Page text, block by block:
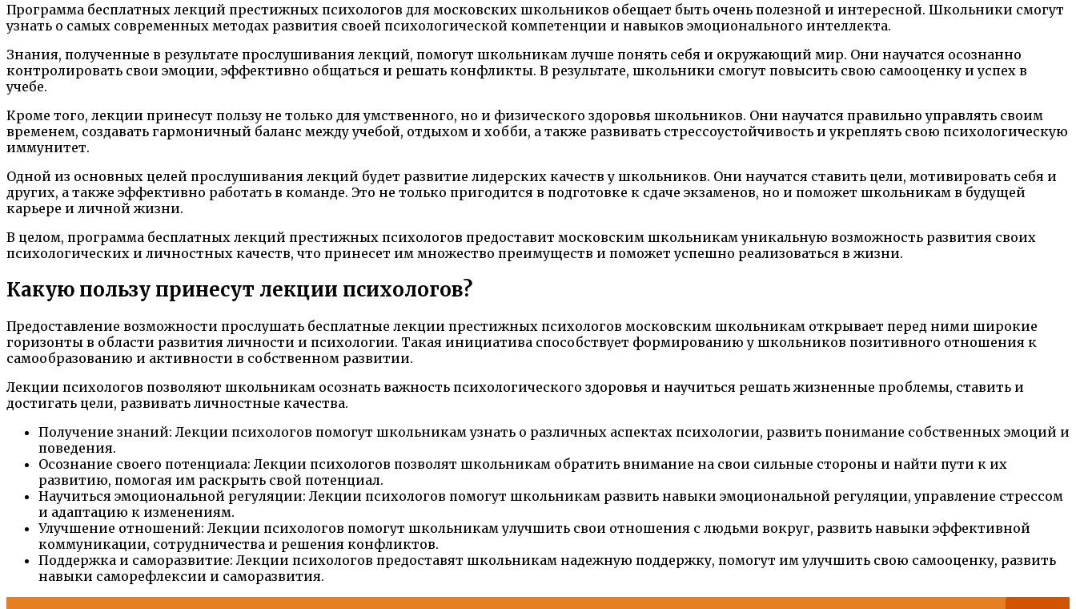
Программа бесплатных лекций престижных психологов для московских школьников обещает быть очень полезной и интересной. Школьники смогут
узнать о самых современных методах развития своей психологической компетенции и навыков эмоционального интеллекта.
Знания, полученные в результате прослушивания лекций, помогут школьникам лучше понять себя и окружающий мир. Они научатся осознанно
контролировать свои эмоции, эффективно общаться и решать конфликты. В результате, школьники смогут повысить свою самооценку и успех в
учебе.
Кроме того, лекции принесут пользу не только для умственного, но и физического здоровья школьников. Они научатся правильно управлять своим
временем, создавать гармоничный баланс между учебой, отдыхом и хобби, а также развивать стрессоустойчивость и укреплять свою психологическую
иммунитет.
Одной из основных целей прослушивания лекций будет развитие лидерских качеств у школьников. Они научатся ставить цели, мотивировать себя и
других, а также эффективно работать в команде. Это не только пригодится в подготовке к сдаче экзаменов, но и поможет школьникам в будущей
карьере и личной жизни.
В целом, программа бесплатных лекций престижных психологов предоставит московским школьникам уникальную возможность развития своих
психологических и личностных качеств, что принесет им множество преимуществ и поможет успешно реализоваться в жизни.
Какую пользу принесут лекции психологов?
Предоставление возможности прослушать бесплатные лекции престижных психологов московским школьникам открывает перед ними широкие
горизонты в области развития личности и психологии. Такая инициатива способствует формированию у школьников позитивного отношения к
самообразованию и активности в собственном развитии.
Лекции психологов позволяют школьникам осознать важность психологического здоровья и научиться решать жизненные проблемы, ставить и
достигать цели, развивать личностные качества.
Получение знаний: Лекции психологов помогут школьникам узнать о различных аспектах психологии, развить понимание собственных эмоций и
поведения.
Осознание своего потенциала: Лекции психологов позволят школьникам обратить внимание на свои сильные стороны и найти пути к их
развитию, помогая им раскрыть свой потенциал.
Научиться эмоциональной регуляции: Лекции психологов помогут школьникам развить навыки эмоциональной регуляции, управление стрессом
и адаптацию к изменениям.
Улучшение отношений: Лекции психологов помогут школьникам улучшить свои отношения с людьми вокруг, развить навыки эффективной
коммуникации, сотрудничества и решения конфликтов.
Поддержка и саморазвитие: Лекции психологов предоставят школьникам надежную поддержку, помогут им улучшить свою самооценку, развить
навыки саморефлексии и саморазвития.